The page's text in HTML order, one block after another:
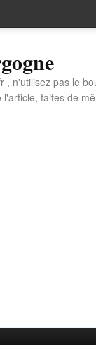
n'utilisez pas le
faites de